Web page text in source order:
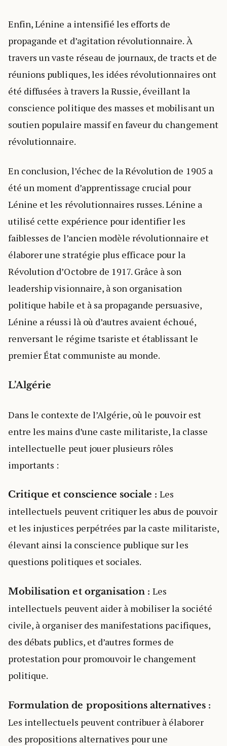
Enfin, Lénine a intensifié les efforts de
propagande et d’agitation révolutionnaire. À
travers un vaste réseau de journaux, de tracts et de
réunions publiques, les idées révolutionnaires ont
été diffusées à travers la Russie, éveillant la
conscience politique des masses et mobilisant un
soutien populaire massif en faveur du changement
révolutionnaire.
En conclusion, l’échec de la Révolution de 1905 a
été un moment d’apprentissage crucial pour
Lénine et les révolutionnaires russes. Lénine a
utilisé cette expérience pour identifier les
faiblesses de l’ancien modèle révolutionnaire et
élaborer une stratégie plus efficace pour la
Révolution d’Octobre de 1917. Grâce à son
leadership visionnaire, à son organisation
politique habile et à sa propagande persuasive,
Lénine a réussi là où d’autres avaient échoué,
renversant le régime tsariste et établissant le
premier État communiste au monde.
L’Algérie
Dans le contexte de l’Algérie, où le pouvoir est
entre les mains d’une caste militariste, la classe
intellectuelle peut jouer plusieurs rôles
importants :
Critique et conscience sociale :Les
intellectuels peuvent critiquer les abus de pouvoir
et les injustices perpétrées par la caste militariste,
élevant ainsi la conscience publique sur les
questions politiques et sociales.
Mobilisation et organisation :Les
intellectuels peuvent aider à mobiliser la société
civile, à organiser des manifestations pacifiques,
des débats publics, et d’autres formes de
protestation pour promouvoir le changement
politique.
Formulation de propositions alternatives :
Les intellectuels peuvent contribuer à élaborer
des propositions alternatives pour une